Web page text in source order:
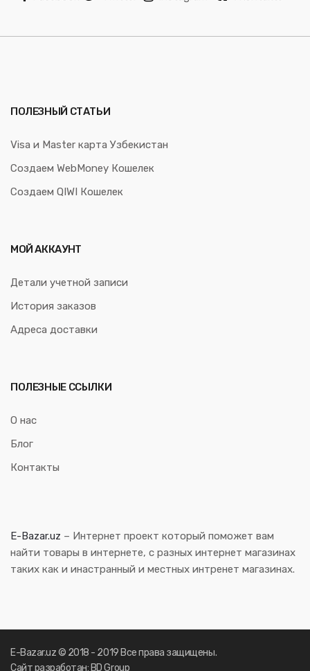
ПОЛЕЗНЫЙ СТАТЬИ
Visa и Master карта Узбекистан
Создаем WebMoney Кошелек
Создаем QIWI Кошелек
МОЙ АККАУНТ
Детали учетной записи
История заказов
Адреса доставки
ПОЛЕЗНЫЕ ССЫЛКИ
О нас
Блог
Контакты
E-Bazar.uz – Интернет проект который поможет вам
найти товары в интернете, с разных интернет магазинах
таких как и инастранный и местных интренет магазинах.
E-Bazar.uz © 2018 - 2019 Все права защищены.
Сайт разработан: BD Group